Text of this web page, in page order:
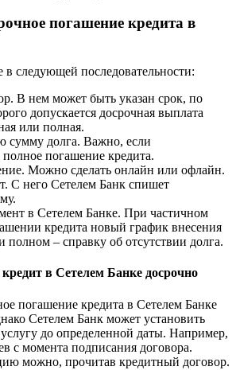
погашение кредита в
в следующей последовательности:
В нем может быть указан срок, по
допускается досрочная выплата
или полная.
сумму долга. Важно, если
погашение кредита.
Можно сделать онлайн или офлайн.
С него Сетелем Банк спишет
в Сетелем Банке. При частичном
кредита новый график внесения
полном – справку об отсутствии долга.
в Сетелем Банке досрочно
погашение кредита в Сетелем Банке
Сетелем Банк может установить
до определенной даты. Например,
с момента подписания договора.
можно, прочитав кредитный договор.